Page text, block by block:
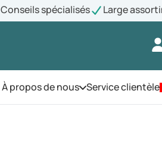
Conseils spécialisés Large
À propos de nousOuvrez le menu
Service clientèle